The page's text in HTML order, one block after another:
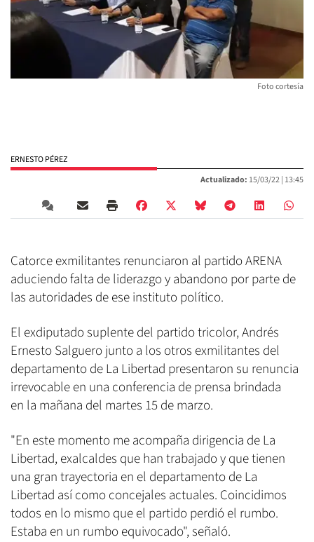
Foto cortesía
ERNESTO PÉREZ
Actualizado: 15/03/22 | 13:45
Catorce exmilitantes renunciaron al partido ARENA
aduciendo falta de liderazgo y abandono por parte de
las autoridades de ese instituto político.
El exdiputado suplente del partido tricolor, Andrés
Ernesto Salguero junto a los otros exmilitantes del
departamento de La Libertad presentaron su renuncia
irrevocable en una conferencia de prensa brindada
en la mañana del martes 15 de marzo.
"En este momento me acompaña dirigencia de La
Libertad, exalcaldes que han trabajado y que tienen
una gran trayectoria en el departamento de La
Libertad así como concejales actuales. Coincidimos
todos en lo mismo que el partido perdió el rumbo.
Estaba en un rumbo equivocado", señaló.